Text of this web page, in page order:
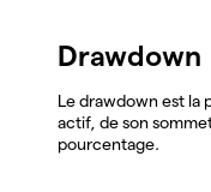
Drawdown
Le drawdown est la
actif, de son
pourcentage.